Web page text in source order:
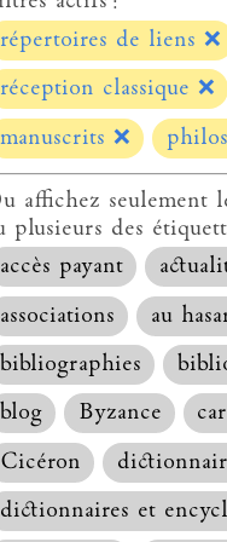
répertoires de liens ❌
réception classique ❌
manuscrits ❌
affichez seulement
plusieurs des
accès payant
associations
au
bibliographies
blog
Byzance
Cicéron
dictionnaires et